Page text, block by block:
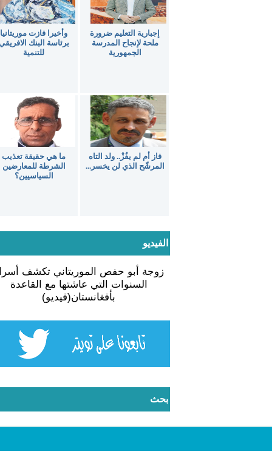
إجبارية التعليم ضرورة
ملحة لإنجاح المدرسة
الجمهورية
وأخيرا فازت موريتانيا
برئاسة البنك الافريقي
للتنمية
فاز أم لم يفُزْ.. ولد التاه
المرشّح الذي لن يخسر...
ما هي حقيقة تعذيب
الشرطة للمعارضين
السياسيين؟
الفيديو
زوجة أبو حفص الموريتاني تكشف أسرار
السنوات التي عاشتها مع القاعدة
بأفغانستان(فيديو)
بحث